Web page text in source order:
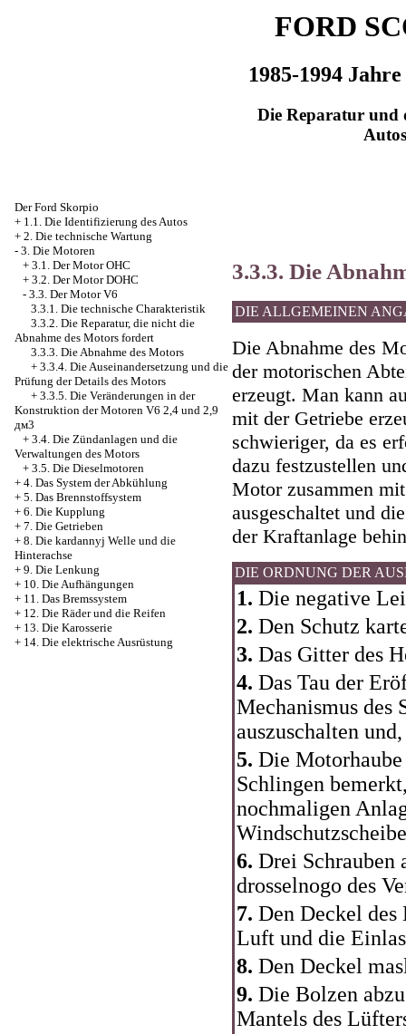
FORD
1985-1994
Die Reparatur und
Autos
Der Ford Skorpio
+ 1.1. Die Identifizierung des Autos
+ 2. Die technische Wartung
- 3. Die Motoren
+ 3.1. Der Motor OHC
+ 3.2. Der Motor DOHC
- 3.3. Der Motor V6
3.3.1. Die technische Charakteristik
3.3.2. Die Reparatur, die nicht die
Abnahme des Motors fordert
3.3.3. Die Abnahme des Motors
+ 3.3.4. Die Auseinandersetzung und die
Prüfung der Details des Motors
+ 3.3.5. Die Veränderungen in der
Konstruktion der Motoren V6 2,4 und 2,9
дм3
+ 3.4. Die Zündanlagen und die
Verwaltungen des Motors
+ 3.5. Die Dieselmotoren
+ 4. Das System der Abkühlung
+ 5. Das Brennstoffsystem
+ 6. Die Kupplung
+ 7. Die Getrieben
+ 8. Die kardannyj Welle und die
Hinterachse
+ 9. Die Lenkung
+ 10. Die Aufhängungen
+ 11. Das Bremssystem
+ 12. Die Räder und die Reifen
+ 13. Die Karosserie
+ 14. Die elektrische Ausrüstung
3.3.3. Die
DIE ALLGEMEINEN
Die Abnahme des
der motorischen
erzeugt. Man kann
mit der Getriebe
schwieriger, da es
dazu festzustellen
Motor zusammen
ausgeschaltet und
der Kraftanlage
DIE ORDNUNG DER
1. Die negative
2. Den Schutz
3. Das Gitter des
4. Das Tau der
Mechanismus des
auszuschalten
5. Die
Schlingen
nochmaligen
6. Drei Schrauben
drosselnogo des
7. Den Deckel
Luft und die
8. Den Deckel
9. Die Bolzen
Mantels des